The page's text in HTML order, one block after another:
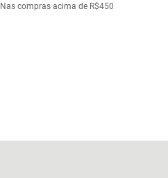
Nas compras acima de R$450